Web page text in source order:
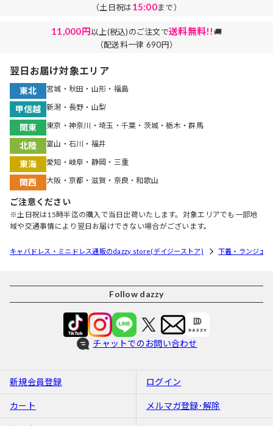
（土日祝は15:00まで）
11,000円以上(税込)のご注文で送料無料!!🚚
（配送料一律 690円）
翌日お届け対象エリア
東北 宮城・秋田・山形・福島
甲信越 新潟・長野・山梨
関東 東京・神奈川・埼玉・千葉・茨城・栃木・群馬
北陸 富山・石川・福井
東海 愛知・岐阜・静岡・三重
関西 大阪・京都・滋賀・奈良・和歌山
ご注意ください
※土日祝は15時半迄の購入で当日出荷いたします。対象エリアでも一部地
域や交通事情により翌日お届けできない場合がございます。
キャバドレス・ミニドレス通販のdazzy store(デイジーストア) 下着・ランジェ
Follow dazzy
チャットでのお問い合わせ
新規会員登録 ログイン
カート メルマガ登録･解除